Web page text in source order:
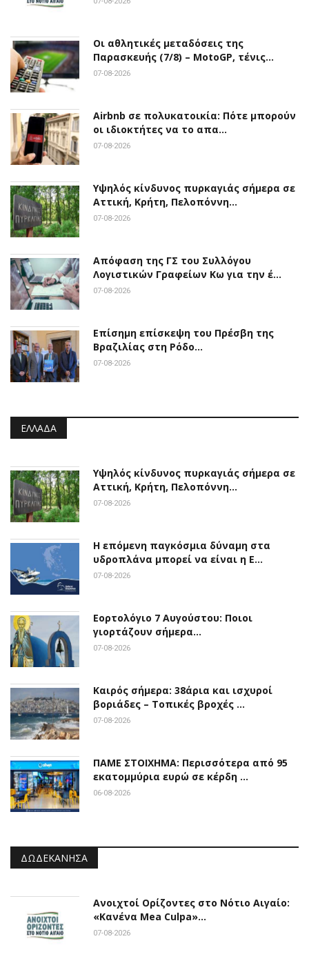
Οι αθλητικές μεταδόσεις της
Παρασκευής (7/8) – MotoGP, τένις…
07-08-2026
Airbnb σε πολυκατοικία: Πότε μπορούν
οι ιδιοκτήτες να το απα…
07-08-2026
Υψηλός κίνδυνος πυρκαγιάς σήμερα σε
Αττική, Κρήτη, Πελοπόννη…
07-08-2026
Απόφαση της ΓΣ του Συλλόγου
Λογιστικών Γραφείων Κω για την έ…
07-08-2026
Επίσημη επίσκεψη του Πρέσβη της
Βραζιλίας στη Ρόδο…
07-08-2026
ΕΛΛΆΔΑ
Υψηλός κίνδυνος πυρκαγιάς σήμερα σε
Αττική, Κρήτη, Πελοπόννη…
07-08-2026
Η επόμενη παγκόσμια δύναμη στα
υδροπλάνα μπορεί να είναι η Ε…
07-08-2026
Εορτολόγιο 7 Αυγούστου: Ποιοι
γιορτάζουν σήμερα…
07-08-2026
Καιρός σήμερα: 38άρια και ισχυροί
βοριάδες – Τοπικές βροχές …
07-08-2026
ΠΑΜΕ ΣΤΟΙΧΗΜΑ: Περισσότερα από 95
εκατομμύρια ευρώ σε κέρδη …
06-08-2026
ΔΩΔΕΚΆΝΗΣΑ
Ανοιχτοί Ορίζοντες στο Νότιο Αιγαίο:
«Κανένα Mea Culpa»…
07-08-2026